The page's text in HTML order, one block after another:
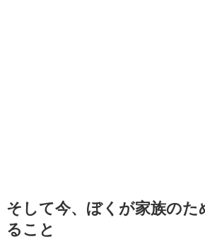
そして今、ぼくが家族のた
ること